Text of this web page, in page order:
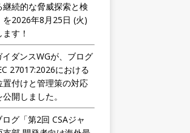
継続的な脅威探索と検
を2026年8月25日 (火)
す！
イダンスWGが、ブログ
27017:2026における
置付けと管理策の対応
開しました。
ログ「第2回 CSAジャ